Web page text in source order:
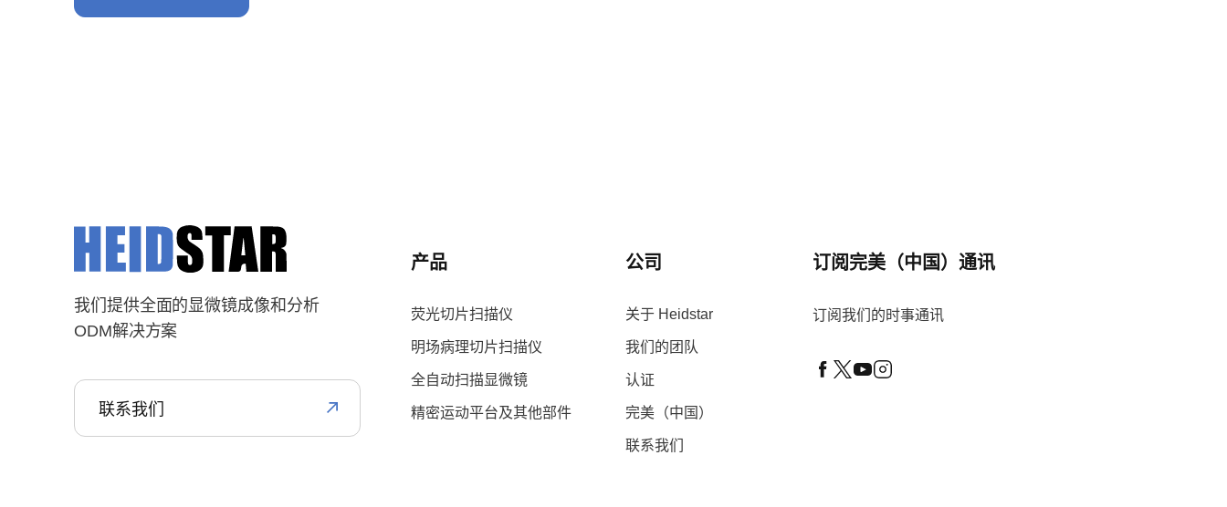
我们提供全面的显微镜成像和分析
ODM解决方案
联系我们
产品
荧光切片扫描仪
明场病理切片扫描仪
全自动扫描显微镜
精密运动平台及其他部件
公司
关于 Heidstar
我们的团队
认证
完美（中国）
联系我们
订阅完美（中国）通讯
订阅我们的时事通讯